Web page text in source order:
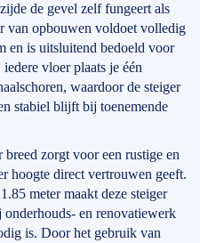
de gevel zelf fungeert als
van opbouwen voldoet volledig
en is uitsluitend bedoeld voor
vloer plaats je één
waardoor de steiger
stabiel blijft bij toenemende
zorgt voor een rustige en
hoogte direct vertrouwen geeft.
meter maakt deze steiger
en renovatiewerk
is. Door het gebruik van